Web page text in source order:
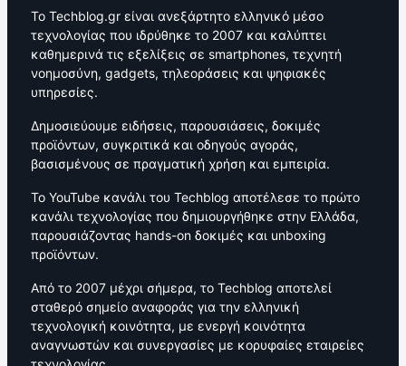
Το Techblog.gr είναι ανεξάρτητο ελληνικό μέσο
τεχνολογίας που ιδρύθηκε το 2007 και καλύπτει
καθημερινά τις εξελίξεις σε smartphones, τεχνητή
νοημοσύνη, gadgets, τηλεοράσεις και ψηφιακές
υπηρεσίες.
Δημοσιεύουμε ειδήσεις, παρουσιάσεις, δοκιμές
προϊόντων, συγκριτικά και οδηγούς αγοράς,
βασισμένους σε πραγματική χρήση και εμπειρία.
Το YouTube κανάλι του Techblog αποτέλεσε το πρώτο
κανάλι τεχνολογίας που δημιουργήθηκε στην Ελλάδα,
παρουσιάζοντας hands-on δοκιμές και unboxing
προϊόντων.
Από το 2007 μέχρι σήμερα, το Techblog αποτελεί
σταθερό σημείο αναφοράς για την ελληνική
τεχνολογική κοινότητα, με ενεργή κοινότητα
αναγνωστών και συνεργασίες με κορυφαίες εταιρείες